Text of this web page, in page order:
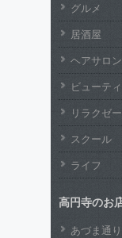
グルメ
居酒屋
ヘアサロン
ビューティ
リラクゼ
スクール
ライフ
高円寺のお
あづま通り